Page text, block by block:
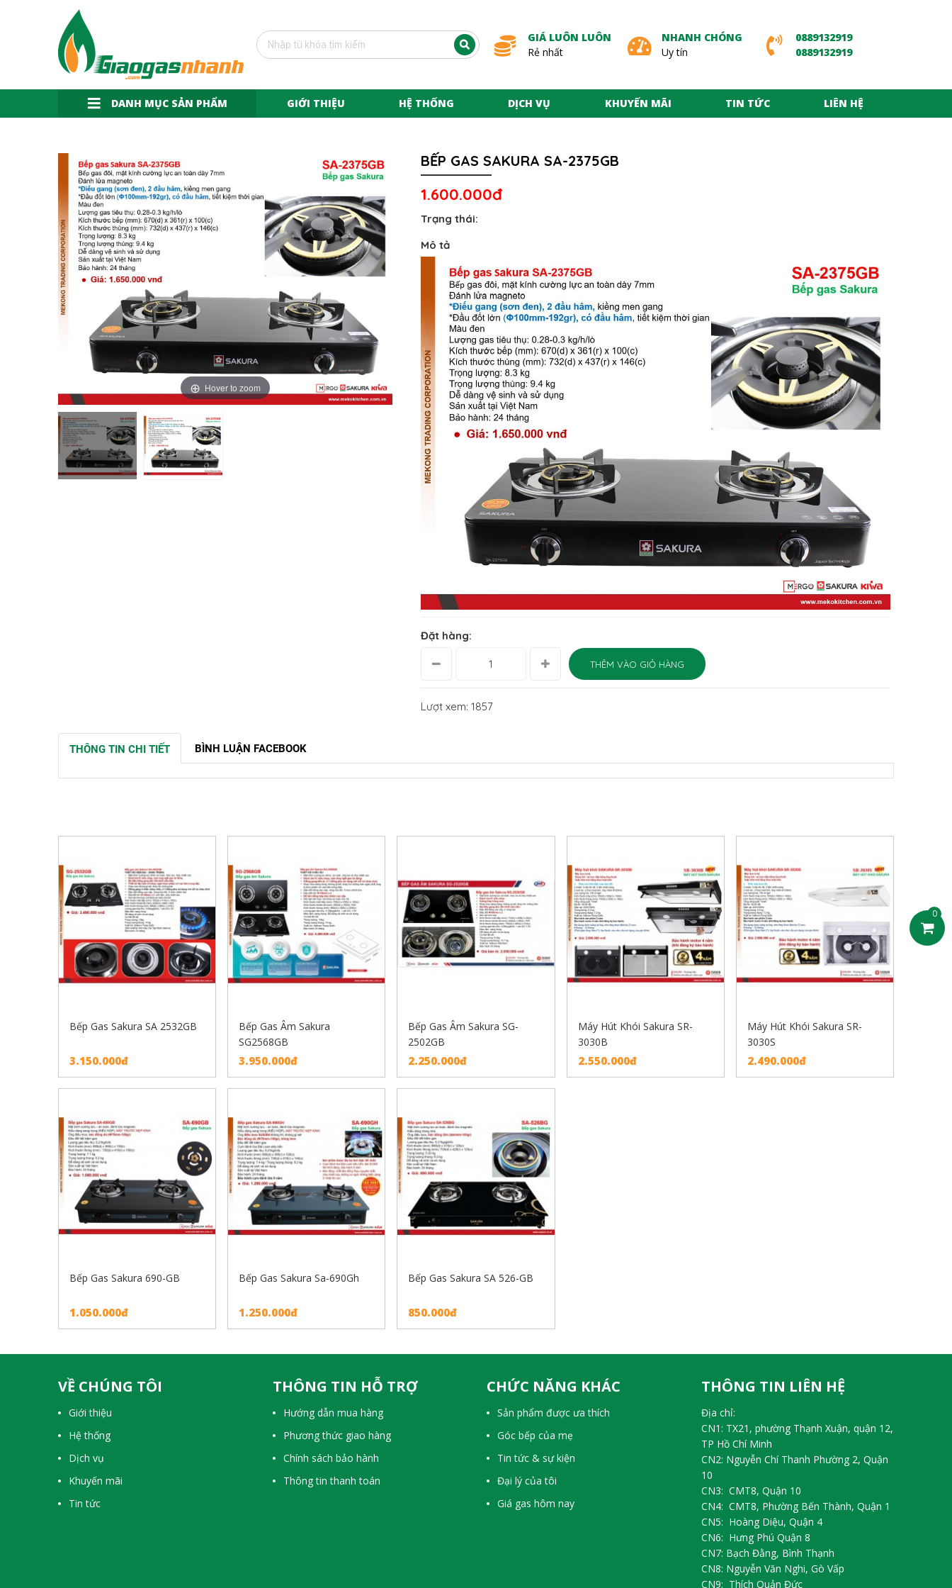
0
GIÁ LUÔN LUÔN
Rẻ nhất
NHANH CHÓNG
Uy tín
0889132919
0889132919
DANH MỤC SẢN PHẨM GIỚI THIỆU HỆ THỐNG DỊCH VỤ KHUYẾN MÃI TIN TỨC LIÊN HỆ
Hover to zoom
BẾP GAS SAKURA SA-2375GB
1.600.000đ
Trạng thái:
Mô tả
Đặt hàng:
THÊM VÀO GIỎ HÀNG
Lượt xem: 1857
THÔNG TIN CHI TIẾT BÌNH LUẬN FACEBOOK
Bếp Gas Sakura SA 2532GB
3.150.000đ
Bếp Gas Âm Sakura
SG2568GB
3.950.000đ
Bếp Gas Âm Sakura SG-
2502GB
2.250.000đ
Máy Hút Khói Sakura SR-
3030B
2.550.000đ
Máy Hút Khói Sakura SR-
3030S
2.490.000đ
Bếp Gas Sakura 690-GB
1.050.000đ
Bếp Gas Sakura Sa-690Gh
1.250.000đ
Bếp Gas Sakura SA 526-GB
850.000đ
VỀ CHÚNG TÔI
Giới thiệu
Hệ thống
Dịch vụ
Khuyến mãi
Tin tức
THÔNG TIN HỖ TRỢ
Hướng dẫn mua hàng
Phương thức giao hàng
Chính sách bảo hành
Thông tin thanh toán
CHỨC NĂNG KHÁC
Sản phẩm được ưa thích
Góc bếp của mẹ
Tin tức & sự kiện
Đại lý của tôi
Giá gas hôm nay
THÔNG TIN LIÊN HỆ
Địa chỉ:
CN1: TX21, phường Thạnh Xuận, quận 12,
TP Hồ Chí Minh
CN2: Nguyễn Chí Thanh Phường 2, Quận
10
CN3: CMT8, Quận 10
CN4: CMT8, Phường Bến Thành, Quận 1
CN5: Hoàng Diệu, Quận 4
CN6: Hưng Phú Quận 8
CN7: Bạch Đằng, Bình Thạnh
CN8: Nguyễn Văn Nghi, Gò Vấp
CN9: Thích Quản Đức